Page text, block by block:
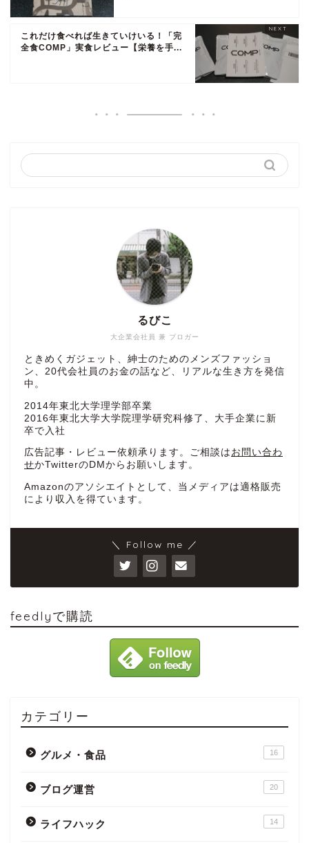
これだけ食べれば生きていけいる！「完
全食COMP」実食レビュー【栄養を手...
大企業会社員 兼 ブロガー
るびこ
ときめくガジェット、紳士のためのメンズファッショ
ン、20代会社員のお金の話など、リアルな生き方を発信
中。
2014年東北大学理学部卒業
2016年東北大学大学院理学研究科修了、大手企業に新
卒で入社
広告記事・レビュー依頼承ります。ご相談は お問い合わ
せかTwitterのDMからお願いします。
Amazonのアソシエイトとして、当メディアは適格販売
により収入を得ています。
＼ Follow me ／
feedlyで購読
カテゴリー
グルメ・食品 16
ブログ運営 20
ライフハック 14